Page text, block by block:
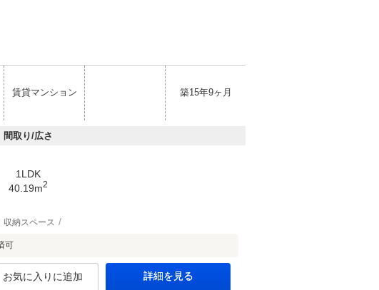
賃貸マンション 築15年9ヶ月
間取り/広さ
1LDK
40.19m2
収納スペース
可
お気に入りに追加 詳細を見る